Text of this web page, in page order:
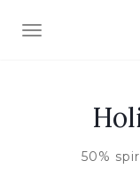
AFFICHER/
50%